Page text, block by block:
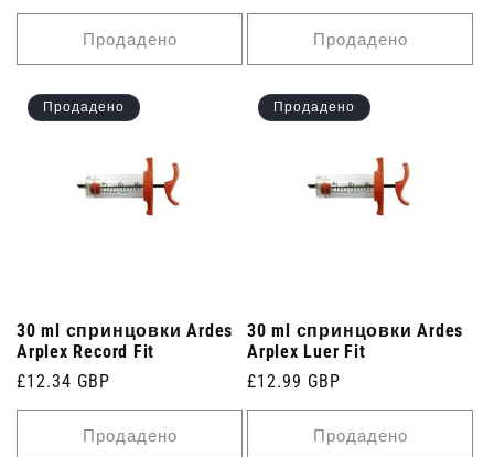
цена
Продадено
цена
Продадено
Продадено
30 ml спринцовки Ardes
Arplex Record Fit
Редовна
цена
£12.34 GBP
Продадено
Продадено
30 ml спринцовки Ardes
Arplex Luer Fit
Редовна
цена
£12.99 GBP
Продадено